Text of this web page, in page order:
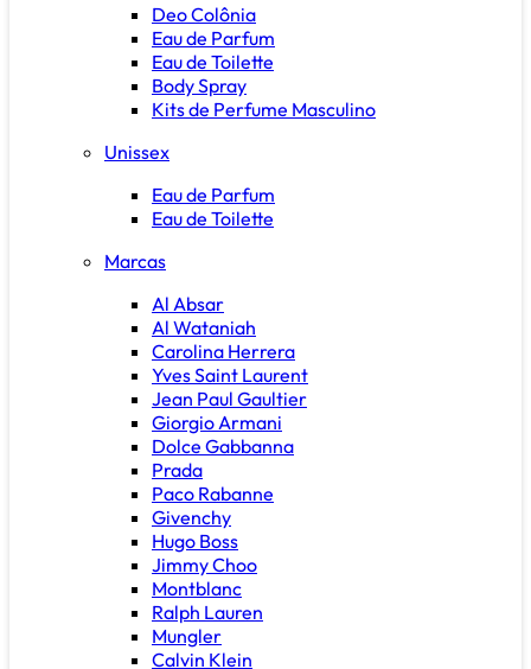
Deo Colônia
Eau de Parfum
Eau de Toilette
Body Spray
Kits de Perfume Masculino
Unissex
Eau de Parfum
Eau de Toilette
Marcas
Al Absar
Al Wataniah
Carolina Herrera
Yves Saint Laurent
Jean Paul Gaultier
Giorgio Armani
Dolce Gabbanna
Prada
Paco Rabanne
Givenchy
Hugo Boss
Jimmy Choo
Montblanc
Ralph Lauren
Mungler
Calvin Klein